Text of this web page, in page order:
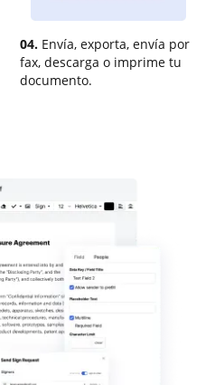
04. Envía, exporta, envía por
fax, descarga o imprime tu
documento.